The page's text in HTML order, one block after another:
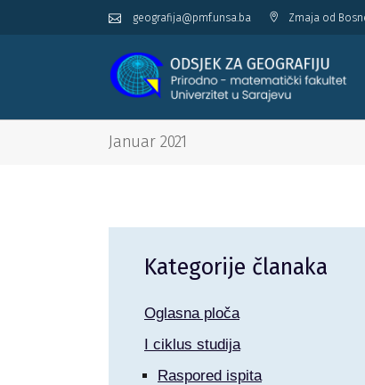
geografija@pmf.unsa.ba Zmaja od
Januar 2021
Kategorije članaka
Oglasna ploča
I ciklus studija
Raspored ispita